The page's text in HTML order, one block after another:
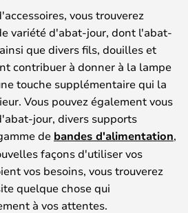
vous trouverez
variété d'abat-jour, dont l'abat-
que divers fils, douilles et
contribuer à donner à la lampe
touche supplémentaire qui la
Vous pouvez également vous
jour, divers supports
de bandes d'alimentation,
façons d'utiliser vos
vos besoins, vous trouverez
quelque chose qui
à vos attentes.